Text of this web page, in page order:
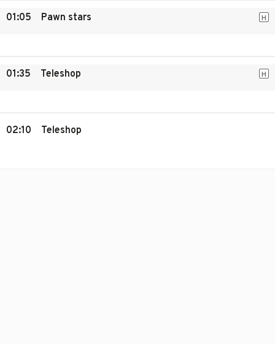
01:05 Pawn stars H
01:35 Teleshop H
02:10 Teleshop